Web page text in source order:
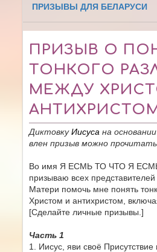
ПРИЗЫВЫ ДЛЯ БЕЛАРУСИ
ПРИЗЫВ О
ТОНКОГО
МЕЖДУ
ДиктовкуИисусана
влен призыв можно
Во имя Я ЕСМЬ ТО ЧТО Я
призываю всех
Матери помочь мне понять
Христом и антихристом,
[Сделайте личные призывы.]
Часть 1
1. Иисус, яви своё